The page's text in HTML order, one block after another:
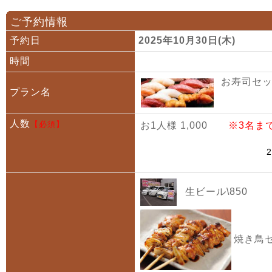
ご予約情報
予約日
2025年10月30日(木)
時間
プラン名
お寿司セ
人数 【必須】 お1人様 1,000 ※3名ま
生ビール\850
焼き鳥